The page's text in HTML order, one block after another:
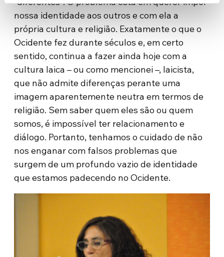
nossa identidade aos outros e com ela a
própria cultura e religião. Exatamente o que o
Ocidente fez durante séculos e, em certo
sentido, continua a fazer ainda hoje com a
cultura laica – ou como mencionei –, laicista,
que não admite diferenças perante uma
imagem aparentemente neutra em termos de
religião. Sem saber quem eles são ou quem
somos, é impossível ter relacionamento e
diálogo. Portanto, tenhamos o cuidado de não
nos enganar com falsos problemas que
surgem de um profundo vazio de identidade
que estamos padecendo no Ocidente.